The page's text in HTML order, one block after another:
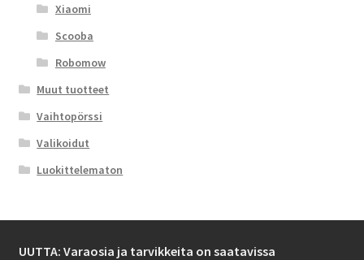
Xiaomi
Scooba
Robomow
Muut tuotteet
Vaihtopörssi
Valikoidut
Luokittelematon
UUTTA: Varaosia ja tarvikkeita on saatavissa